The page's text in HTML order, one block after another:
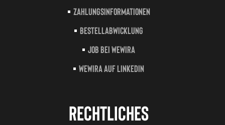
Zahlungsinformationen
Bestellabwicklung
Job bei Wewira
Wewira auf LinkedIn
Rechtliches